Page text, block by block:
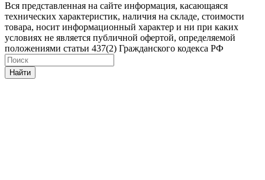
Вся представленная на сайте информация, касающаяся
технических характеристик, наличия на складе, стоимости
товара, носит информационный характер и ни при каких
условиях не является публичной офертой, определяемой
положениями статьи 437(2) Гражданского кодекса РФ
Найти